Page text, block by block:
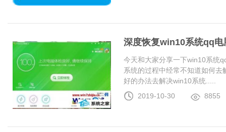
深度恢复win10系统qq
今天和大家分享一下win10系统
系统的过程中经常不知道如何
好的办法去解决win10系统.....
2019-10-30
8855